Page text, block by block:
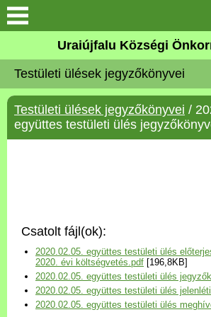
Köszöntő
Elérhetőségek
Uraiújfalu
Választási információk
Versenyképes Járások
Program
Uraiújfalu Községi
Testületi ülések jegyzőkönyvei
Testületi ülések jegyzőkönyvei /
együttes testületi ülés
Csatolt fájl(ok):
2020.02.05. együttes testületi ülés
2020. évi költségvetés.pdf [196,8KB]
2020.02.05. együttes testületi ülés
2020.02.05. együttes testületi ülés
2020.02.05. együttes testületi ülés